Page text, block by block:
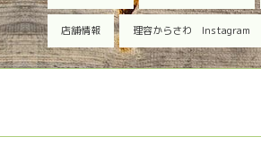
店舗情報 理容からさわ Instagram